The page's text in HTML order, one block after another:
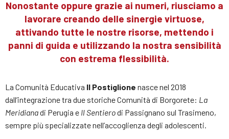
qui
Nonostante oppure grazie ai numeri, riusciamo a
lavorare creando delle sinergie virtuose,
attivando tutte le nostre risorse, mettendo i
panni di guida e utilizzando la nostra sensibilità
con estrema flessibilità.
La Comunità Educativa Il Postiglione nasce nel 2018
dall’integrazione tra due storiche Comunità di Borgorete: La
Meridianadi Perugia e Il Sentierodi Passignano sul Trasimeno,
sempre più specializzate nell’accoglienza degli adolescenti.